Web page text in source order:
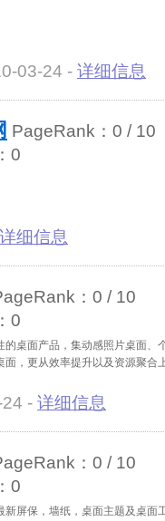
03-24 - 详细信息
PageRank： 0 / 10
0
详细信息
： 0 / 10
0
的桌面产品，集动感照片桌面、
面，更从效率提升以及资源聚合
- 详细信息
： 0 / 10
0
新屏保，墙纸，桌面主题及桌面